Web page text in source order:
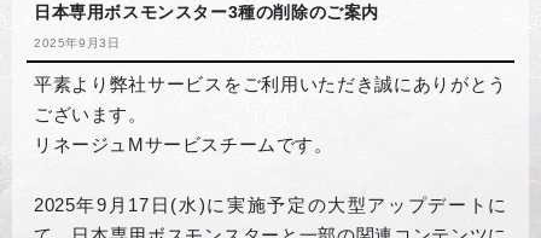
日本専用ボスモンスター3種の削除のご案内
2025年9月3日
平素より弊社サービスをご利用いただき誠にありがとう
ございます。
リネージュMサービスチームです。
2025年9月17日(水)に実施予定の大型アップデートに